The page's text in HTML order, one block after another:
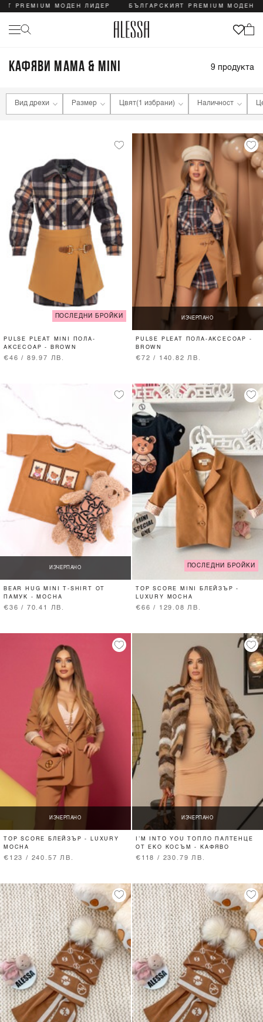
PREMIUM МОДЕН ЛИДЕР БЪЛГАРСКИЯТ PREMIUM МОДЕН
КАФЯВИ MAMA & MINI 9 продукта
Вид дрехи Размер Цвят(1 избрани) Наличност
ПОСЛЕДНИ БРОЙКИ
PULSE PLEAT MINI ПОЛА-
АКСЕСОАР - BROWN
€46 / 89.97 ЛВ.
ИЗЧЕРПАНО
PULSE PLEAT ПОЛА-АКСЕСОАР -
BROWN
€72 / 140.82 ЛВ.
ИЗЧЕРПАНО
BEAR HUG MINI T-SHIRT ОТ
ПАМУК - MOCHA
€36 / 70.41 ЛВ.
ПОСЛЕДНИ БРОЙКИ
TOP SCORE MINI БЛЕЙЗЪР -
LUXURY MOCHA
€66 / 129.08 ЛВ.
ИЗЧЕРПАНО
TOP SCORE БЛЕЙЗЪР - LUXURY
MOCHA
€123 / 240.57 ЛВ.
ИЗЧЕРПАНО
I’M INTO YOU ТОПЛО ПАЛТЕНЦЕ
ОТ ЕКО КОСЪМ - КАФЯВО
€118 / 230.79 ЛВ.